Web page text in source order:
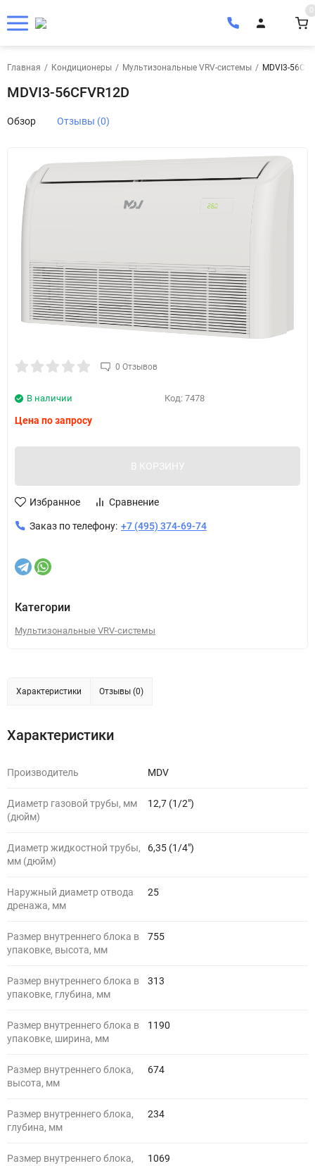
0
Главная / Кондиционеры / Мультизональные VRV-системы / MDVI3-
MDVI3-56CFVR12D
Обзор Отзывы (0)
0 Отзывов
Код: 7478
В наличии
Цена по запросу
В КОРЗИНУ
Избранное Сравнение
Заказ по телефону: +7 (495) 374-69-74
Категории
Мультизональные VRV-системы
Характеристики Отзывы (0)
Характеристики
Производитель MDV
Диаметр газовой трубы, мм
(дюйм)
12,7 (1/2")
Диаметр жидкостной трубы,
мм (дюйм)
6,35 (1/4")
Наружный диаметр отвода
дренажа, мм
25
Размер внутреннего блока в
упаковке, высота, мм
755
Размер внутреннего блока в
упаковке, глубина, мм
313
Размер внутреннего блока в
упаковке, ширина, мм
1190
Размер внутреннего блока,
высота, мм
674
Размер внутреннего блока,
глубина, мм
234
Размер внутреннего блока,
1069